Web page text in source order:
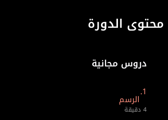
محتوى الدورة
دروس مجانية
1.
الرسم
4 دقيقة